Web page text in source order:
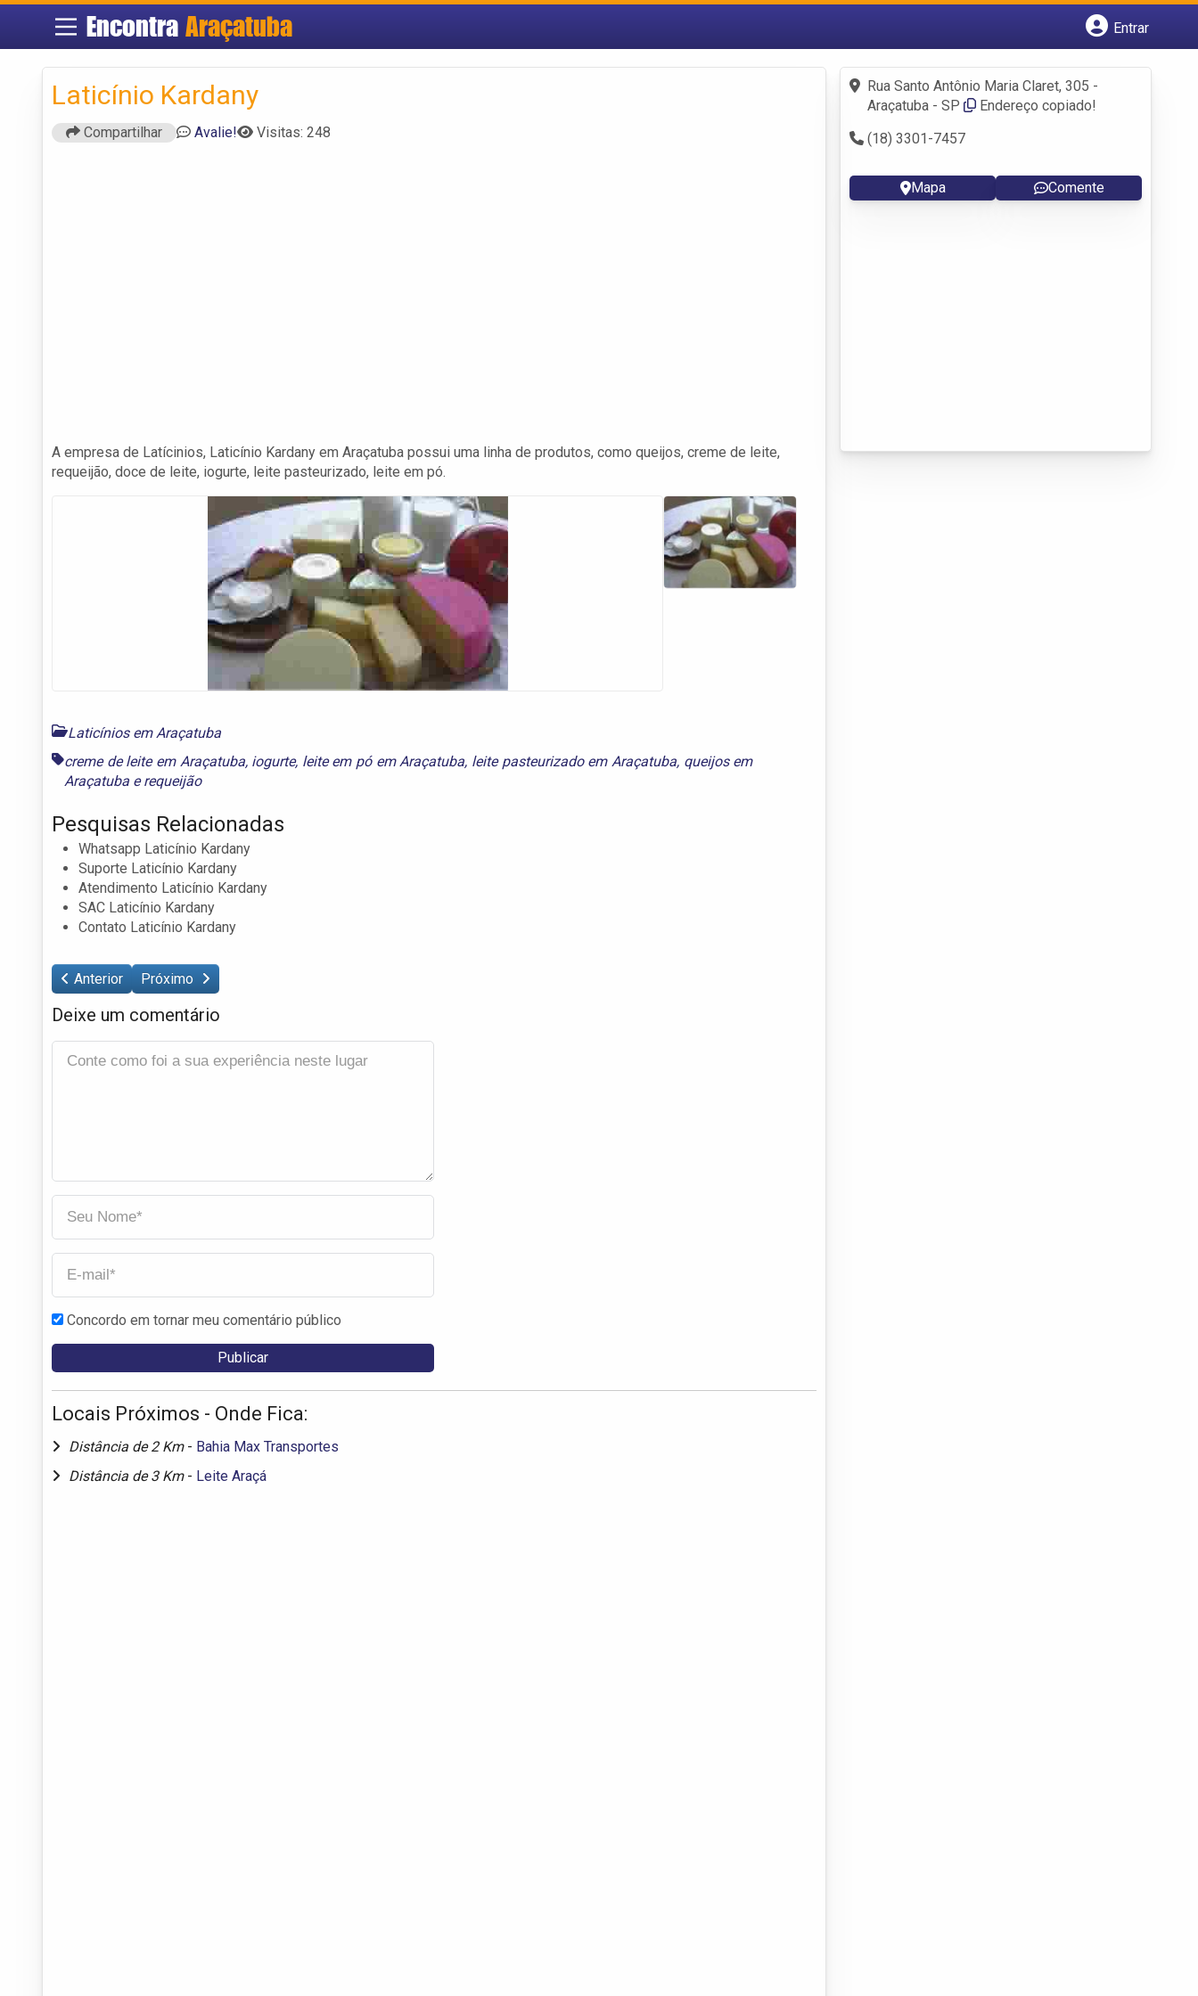
EncontraAraçatuba
Entrar
Fazer login
Criar conta
Laticínio Kardany
Compartilhar Avalie! Visitas: 248
A empresa de Latícinios, Laticínio Kardany em Araçatuba possui uma linha de produtos, como queijos, creme de leite,
requeijão, doce de leite, iogurte, leite pasteurizado, leite em pó.
Laticínios em Araçatuba
creme de leite em Araçatuba, iogurte, leite em pó em Araçatuba, leite pasteurizado em Araçatuba, queijos em
Araçatuba erequeijão
Pesquisas Relacionadas
Whatsapp Laticínio Kardany
Suporte Laticínio Kardany
Atendimento Laticínio Kardany
SAC Laticínio Kardany
Contato Laticínio Kardany
Anterior Próximo
Deixe um comentário
Concordo em tornar meu comentário público
Locais Próximos - Onde Fica:
Distância de 2 Km - Bahia Max Transportes
Distância de 3 Km - Leite Araçá
Rua Santo Antônio Maria Claret, 305 -
Araçatuba - SP
Endereço copiado!
(18) 3301-7457
Mapa Comente